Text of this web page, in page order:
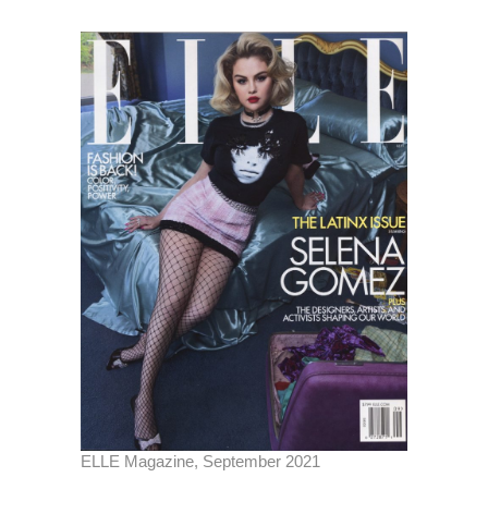
ELLE Magazine, September 2021